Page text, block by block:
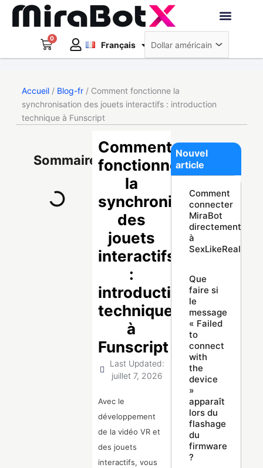
Aller
0
Panier Français
Deutsch
日本語
Accueil/ Blog-fr/ Comment fonctionne la
synchronisation des jouets interactifs : introduction
technique à Funscript
Sommaire
Comment
fonctionne
la
synchronisation
des
jouets
interactifs
:
introduction
technique
à
Funscript
Last Updated:
juillet 7, 2026
Avec le
développement
de la vidéo VR et
des jouets
interactifs, vous
Nouvel
article
Comment
connecter
MiraBot
directement
à
SexLikeReal
Que
faire si
le
message
« Failed
to
connect
with
the
device
»
apparaît
lors du
flashage
du
firmware
?